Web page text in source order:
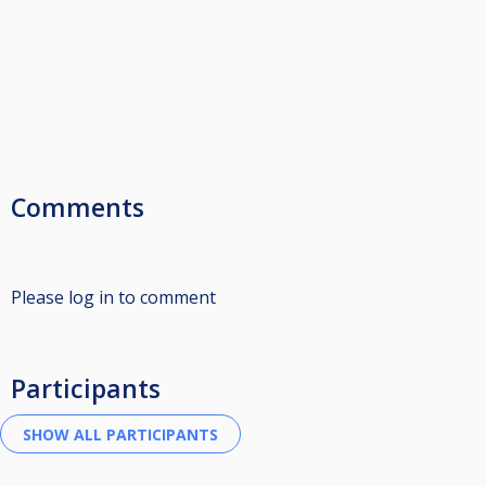
Comments
Please log in to comment
Participants